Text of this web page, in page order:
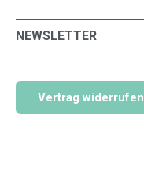
NEWSLETTER
Vertrag widerrufen